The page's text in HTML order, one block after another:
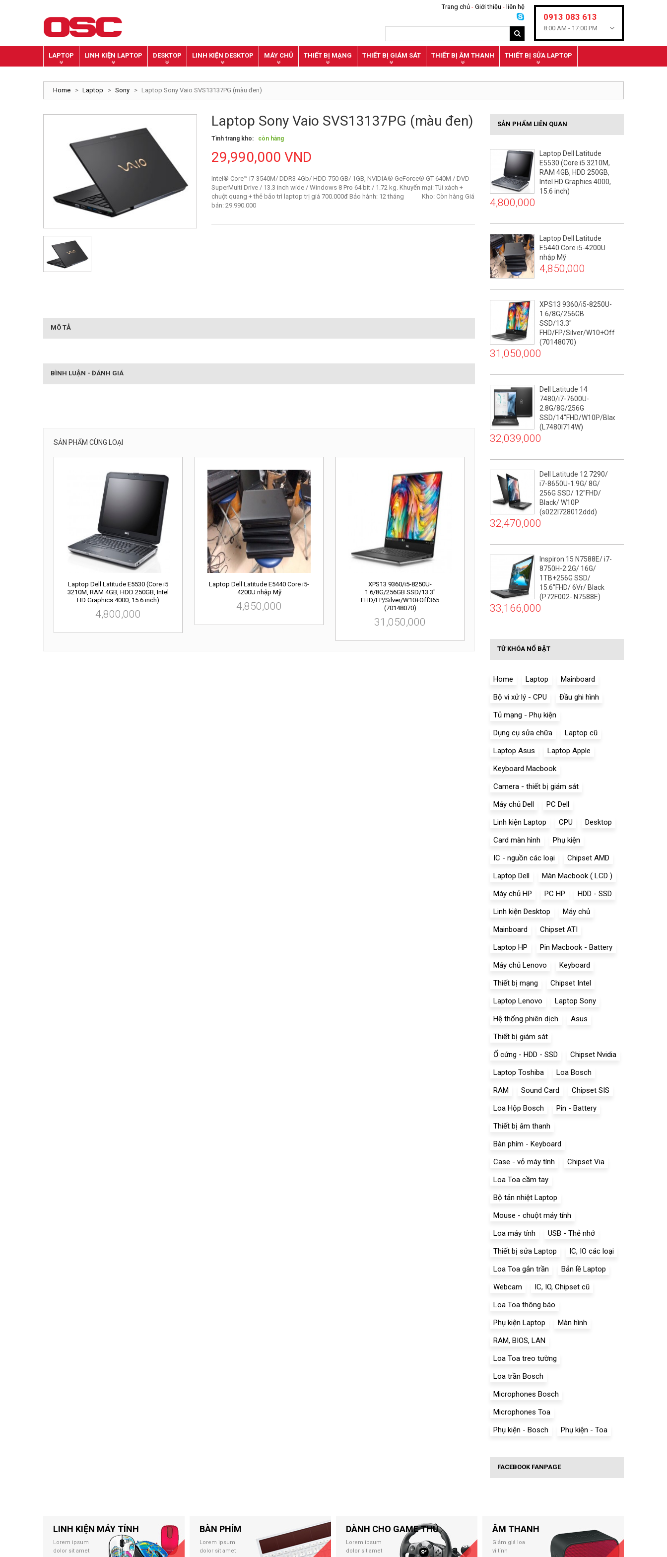
0913 083 613
8:00 AM - 17:00 PM
Trang chủ - Giới thiệu - liên hệ
LAPTOP LINH KIỆN LAPTOP DESKTOP LINH KIỆN DESKTOP MÁY CHỦ THIẾT BỊ MẠNG THIẾT BỊ GIÁM SÁT THIẾT BỊ ÂM THANH THIẾT BỊ SỬA LAPTOP
Home > Laptop > Sony > Laptop Sony Vaio SVS13137PG (màu đen)
Laptop Sony Vaio SVS13137PG (màu đen)
Tình trang kho: còn hàng
29,990,000 VND
Intel® Core™ i7-3540M/ DDR3 4Gb/ HDD 750 GB/ 1GB, NVIDIA® GeForce® GT 640M / DVD
SuperMulti Drive / 13.3 inch wide / Windows 8 Pro 64 bit / 1.72 kg. Khuyến mại: Túi xách +
chuột quang + thẻ bảo trì laptop trị giá 700.000đ Bảo hành: 12 tháng Kho: Còn hàng Giá
bán: 29.990.000
MÔ TẢ
BÌNH LUẬN - ĐÁNH GIÁ
SẢN PHẨM CÙNG LOẠI
Laptop Dell Latitude E5530 (Core i5
3210M, RAM 4GB, HDD 250GB, Intel
HD Graphics 4000, 15.6 inch)
4,800,000
Laptop Dell Latitude E5440 Core i5-
4200U nhập Mỹ
4,850,000
XPS13 9360/i5-8250U-
1.6/8G/256GB SSD/13.3"
FHD/FP/Silver/W10+Off365
(70148070)
31,050,000
SẢN PHẨM LIÊN QUAN
Laptop Dell Latitude
E5530 (Core i5 3210M,
RAM 4GB, HDD 250GB,
Intel HD Graphics 4000,
15.6 inch)
4,800,000
Laptop Dell Latitude
E5440 Core i5-4200U
nhập Mỹ
4,850,000
XPS13 9360/i5-8250U-
1.6/8G/256GB
SSD/13.3"
FHD/FP/Silver/W10+Off365
(70148070)
31,050,000
Dell Latitude 14
7480/i7-7600U-
2.8G/8G/256G
SSD/14"FHD/W10P/Black
(L7480I714W)
32,039,000
Dell Latitude 12 7290/
i7-8650U-1.9G/ 8G/
256G SSD/ 12"FHD/
Black/ W10P
(s022l728012ddd)
32,470,000
Inspiron 15 N7588E/ i7-
8750H-2.2G/ 16G/
1TB+256G SSD/
15.6"FHD/ 6Vr/ Black
(P72F002- N7588E)
33,166,000
TỪ KHÓA NỔ BẬT
Home Laptop
Mainboard
Bộ vi xử lý - CPU
Đầu ghi hình
Tủ mạng - Phụ kiện
Dụng cụ sửa chữa
Laptop cũ
Laptop Asus
Laptop Apple
Keyboard Macbook
Camera - thiết bị giám sát
Máy chủ Dell
PC Dell
Linh kiện Laptop
CPU
Desktop
Card màn hình
Phụ kiện
IC - nguồn các loại
Chipset AMD
Laptop Dell
Màn Macbook ( LCD )
Máy chủ HP
PC HP
HDD - SSD
Linh kiện Desktop
Máy chủ
Mainboard
Chipset ATI
Laptop HP
Pin Macbook - Battery
Máy chủ Lenovo
Keyboard
Thiết bị mạng
Chipset Intel
Laptop Lenovo
Laptop Sony
Hệ thống phiên dịch
Asus
Thiết bị giám sát
Ổ cứng - HDD - SSD
Chipset Nvidia
Laptop Toshiba
Loa Bosch
RAM
Sound Card
Chipset SIS
Loa Hộp Bosch
Pin - Battery
Thiết bị âm thanh
Bàn phím - Keyboard
Case - vỏ máy tính
Chipset Via
Loa Toa cầm tay
Bộ tản nhiệt Laptop
Mouse - chuột máy tính
Loa máy tính
USB - Thẻ nhớ
Thiết bị sửa Laptop
IC, IO các loại
Loa Toa gắn trần
Bản lề Laptop
Webcam
IC, IO, Chipset cũ
Loa Toa thông báo
Phụ kiện Laptop
Màn hình
RAM, BIOS, LAN
Loa Toa treo tường
Loa trần Bosch
Microphones Bosch
Microphones Toa
Phụ kiện - Bosch
Phụ kiện - Toa
FACEBOOK FANPAGE
LINH KIỆN MÁY TÍNH
Lorem ipsum
dolor sit amet
BÀN PHÍM
Lorem ipsum
dolor sit amet
DÀNH CHO GAME THỦ
Lorem ipsum
dolor sit amet
ÂM THANH
Giảm giá loa
vi tính